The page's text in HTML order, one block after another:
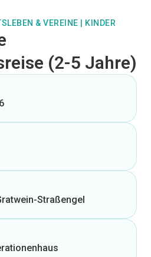
& VEREINE KINDER
(2-5 Jahre)
Straßengel